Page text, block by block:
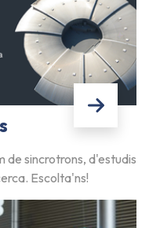
de sincrotrons, d'estudis
Escolta'ns!